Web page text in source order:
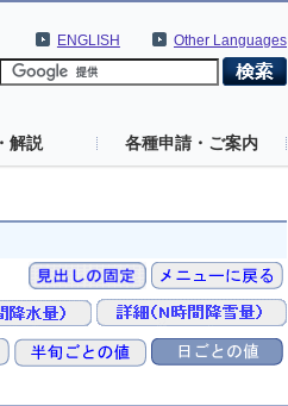
Other Languages
ENGLISH
解説 各種申請・ご案内